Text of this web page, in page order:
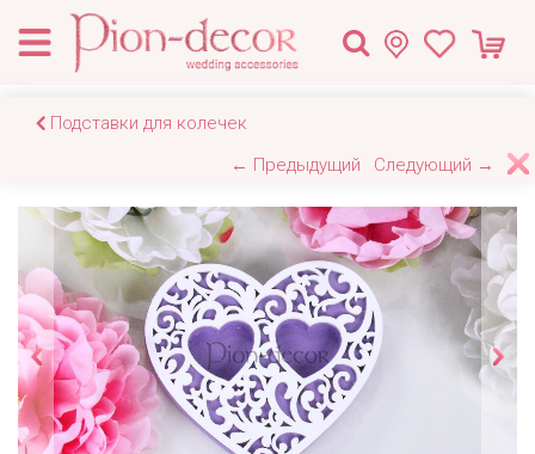
Подставки для колечек
← Предыдущий
Следующий →